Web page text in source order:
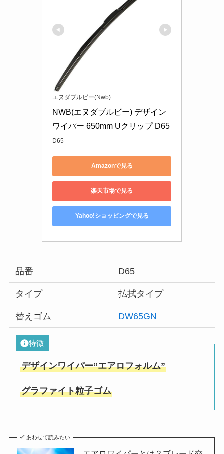
エヌダブルビー(Nwb)
NWB(エヌダブルビー) デザイン
ワイパー 650mm Uクリップ D65
D65
Amazonで見る
楽天市場で見る
Yahoo!ショッピングで見る
品番 D65
タイプ 払拭タイプ
替えゴム DW65GN
特徴
デザインワイパー”エアロフォルム”
グラファイト粒子ゴム
あわせて読みたい